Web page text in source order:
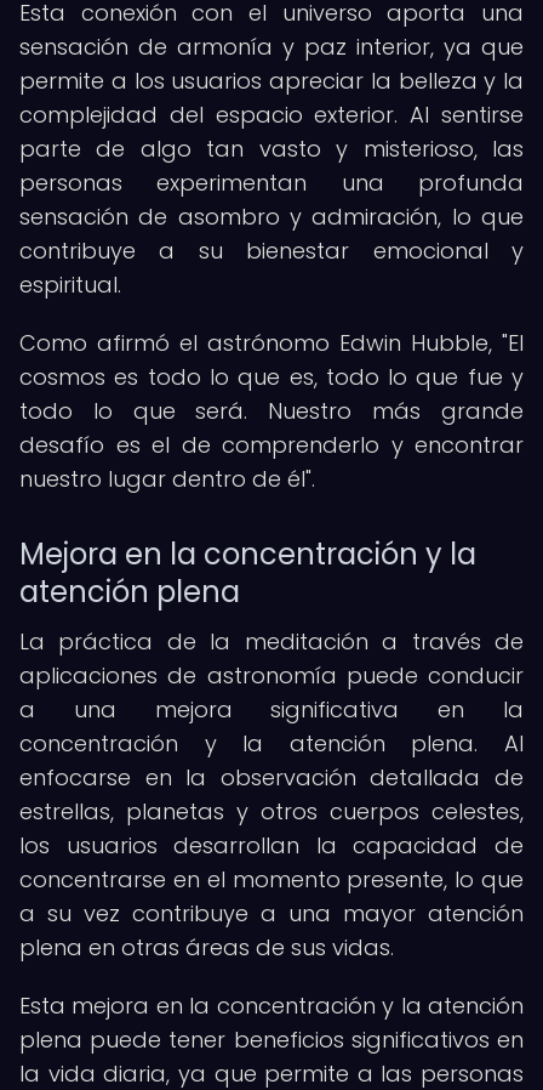
Esta conexión con el universo aporta una
sensación de armonía y paz interior, ya que
permite a los usuarios apreciar la belleza y la
complejidad del espacio exterior. Al sentirse
parte de algo tan vasto y misterioso, las
personas experimentan una profunda
sensación de asombro y admiración, lo que
contribuye a su bienestar emocional y
espiritual.
Como afirmó el astrónomo Edwin Hubble, "El
cosmos es todo lo que es, todo lo que fue y
todo lo que será. Nuestro más grande
desafío es el de comprenderlo y encontrar
nuestro lugar dentro de él".
Mejora en la concentración y la
atención plena
La práctica de la meditación a través de
aplicaciones de astronomía puede conducir
a una mejora significativa en la
concentración y la atención plena. Al
enfocarse en la observación detallada de
estrellas, planetas y otros cuerpos celestes,
los usuarios desarrollan la capacidad de
concentrarse en el momento presente, lo que
a su vez contribuye a una mayor atención
plena en otras áreas de sus vidas.
Esta mejora en la concentración y la atención
plena puede tener beneficios significativos en
la vida diaria, ya que permite a las personas